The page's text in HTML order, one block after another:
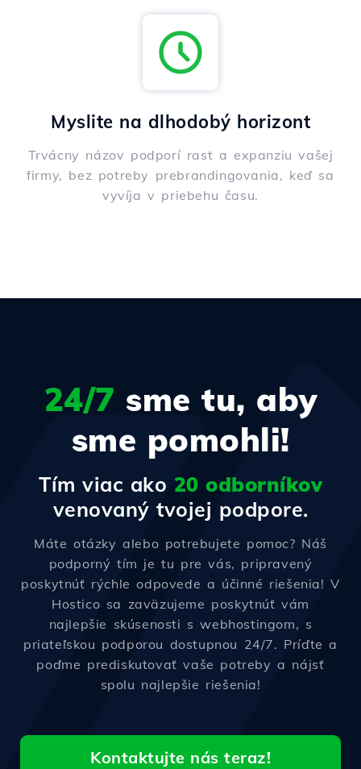
Myslite na dlhodobý horizont
Trvácny názov podporí rast a expanziu vašej
firmy, bez potreby prebrandingovania, keď sa
vyvíja v priebehu času.
24/7 sme tu, aby
sme pomohli!
Tím viac ako 20 odborníkov
venovaný tvojej podpore.
Máte otázky alebo potrebujete pomoc? Náš
podporný tím je tu pre vás, pripravený
poskytnúť rýchle odpovede a účinné riešenia! V
Hostico sa zaväzujeme poskytnúť vám
najlepšie skúsenosti s webhostingom, s
priateľskou podporou dostupnou 24/7. Príďte a
poďme prediskutovať vaše potreby a nájsť
spolu najlepšie riešenia!
Kontaktujte nás teraz!